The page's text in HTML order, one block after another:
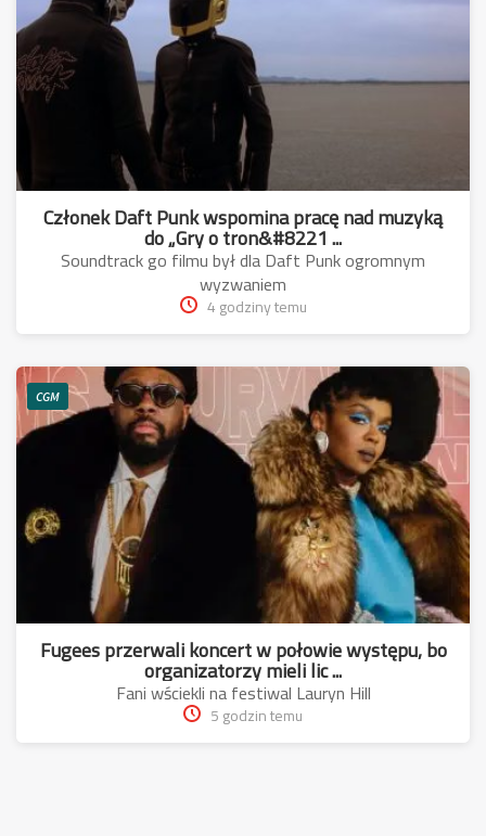
Członek Daft Punk wspomina pracę nad muzyką
do „Gry o tron&#8221 ...
Soundtrack go filmu był dla Daft Punk ogromnym
wyzwaniem
4 godziny temu
CGM
Fugees przerwali koncert w połowie występu, bo
organizatorzy mieli lic ...
Fani wściekli na festiwal Lauryn Hill
5 godzin temu